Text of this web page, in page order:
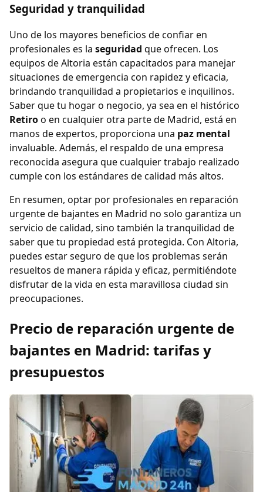
Seguridad y tranquilidad
Uno de los mayores beneficios de confiar en
profesionales es la seguridad que ofrecen. Los
equipos de Altoria están capacitados para manejar
situaciones de emergencia con rapidez y eficacia,
brindando tranquilidad a propietarios e inquilinos.
Saber que tu hogar o negocio, ya sea en el histórico
Retiroo en cualquier otra parte de Madrid, está en
manos de expertos, proporciona una paz mental
invaluable. Además, el respaldo de una empresa
reconocida asegura que cualquier trabajo realizado
cumple con los estándares de calidad más altos.
En resumen, optar por profesionales en reparación
urgente de bajantes en Madrid no solo garantiza un
servicio de calidad, sino también la tranquilidad de
saber que tu propiedad está protegida. Con Altoria,
puedes estar seguro de que los problemas serán
resueltos de manera rápida y eficaz, permitiéndote
disfrutar de la vida en esta maravillosa ciudad sin
preocupaciones.
Precio de reparación urgente de
bajantes en Madrid: tarifas y
presupuestos